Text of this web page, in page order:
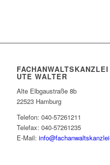
FACHANWALTSKANZLEI
TE WALTER
Alte Elbgaustraße 8b
22523 Hamburg
Telefon: 040-57261211
Telefax: 040-57261235
E-Mail: